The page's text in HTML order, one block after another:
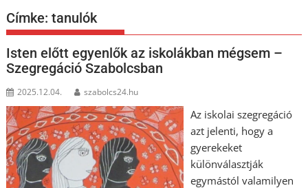
Címke:tanulók
Isten előtt egyenlők az iskolákban mégsem –
Szegregáció Szabolcsban
2025.12.04. szabolcs24.hu
Az iskolai szegregáció
azt jelenti, hogy a
gyerekeket
különválasztják
egymástól valamilyen